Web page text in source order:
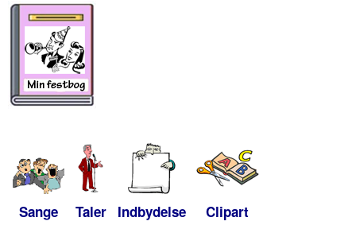
Sange Taler Indbydelse Clipart